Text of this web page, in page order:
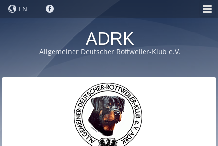
EN
ADRK
Allgemeiner Deutscher Rottweiler-Klub e.V.